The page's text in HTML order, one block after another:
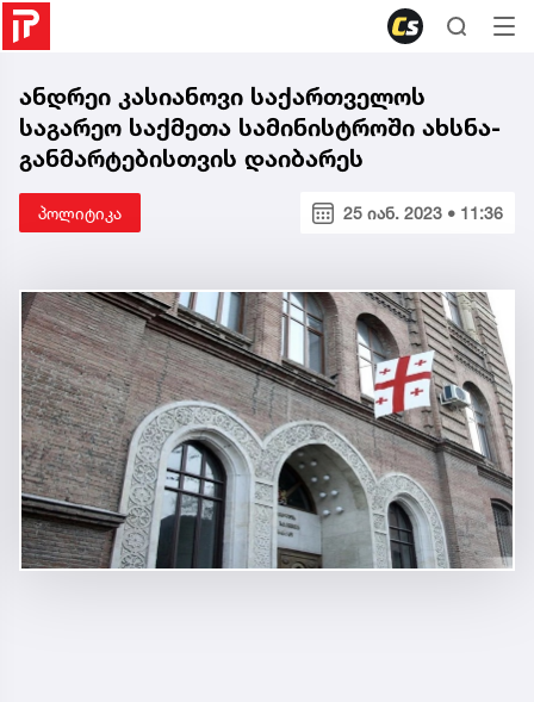
ანდრეი კასიანოვი საქართველოს
საგარეო საქმეთა სამინისტროში ახსნა-
განმარტებისთვის დაიბარეს
პოლიტიკა 25 იან. 2023 • 11:36